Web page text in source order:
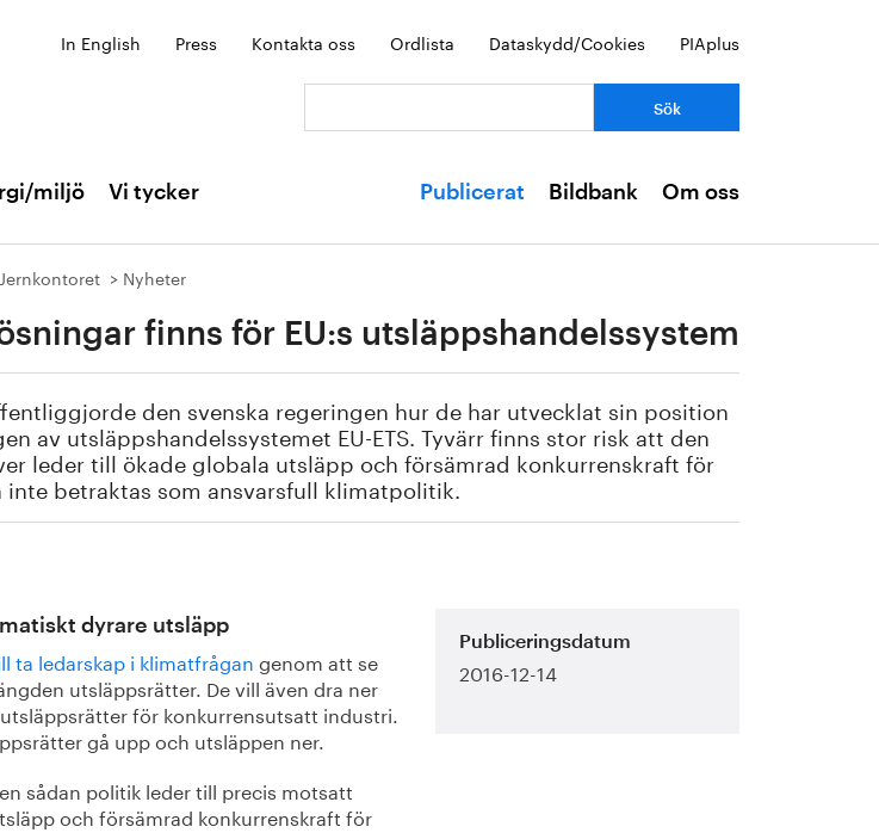
In English Press Kontakta oss Ordlista Dataskydd/Cookies PIAplus
miljö Vi tycker Publicerat Bildbank Om oss
Nyheter
finns för EU:s utsläppshandelssystem
den svenska regeringen hur de har utvecklat sin position
av utsläppshandelssystemet EU-ETS. Tyvärr finns stor risk att den
leder till ökade globala utsläpp och försämrad konkurrenskraft för
betraktas som ansvarsfull klimatpolitik.
dyrare utsläpp
ta ledarskap i klimatfrågan genom att se
utsläppsrätter. De vill även dra ner
för konkurrensutsatt industri.
gå upp och utsläppen ner.
sådan politik leder till precis motsatt
och försämrad konkurrenskraft för
Publiceringsdatum
2016-12-14